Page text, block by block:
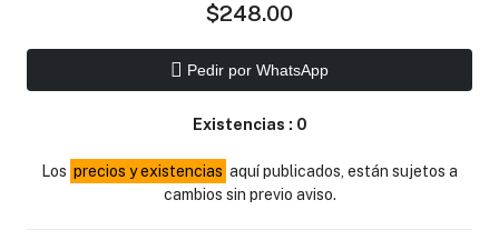
$248.00
Pedir por WhatsApp
Existencias : 0
Los precios y existencias aquí publicados, están sujetos a
cambios sin previo aviso.